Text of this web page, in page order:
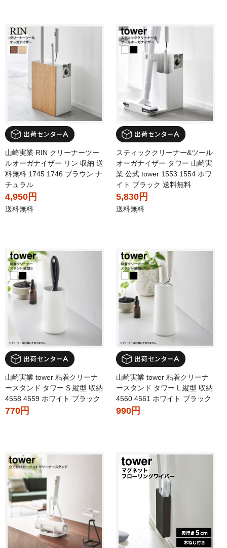
山崎実業 RIN クリーナーツー
ルオーガナイザー リン 収納 送
料無料 1745 1746 ブラウン ナ
チュラル
4,950円
送料無料
スティッククリーナー&ツール
オーガナイザー タワー 山崎実
業 公式 tower 1553 1554 ホワ
イト ブラック 送料無料
5,830円
送料無料
山崎実業 tower 粘着クリーナ
ースタンド タワー S 縦型 収納
4558 4559 ホワイト ブラック
770円
山崎実業 tower 粘着クリーナ
ースタンド タワー L 縦型 収納
4560 4561 ホワイト ブラック
990円